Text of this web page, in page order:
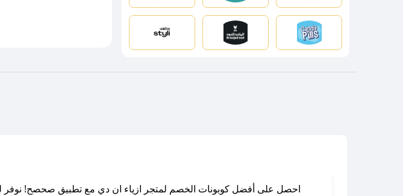
احصل على أفضل كوبونات الخصم لمتجر ازياء ان دي مع تطبيق صحصح! نوفر